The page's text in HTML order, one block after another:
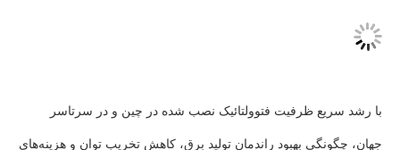
با رشد سریع ظرفیت فتوولتائیک نصب شده در چین و در سرتاسر
جهان، چگونگی بهبود راندمان تولید برق، کاهش تخریب توان و هزینه‌های